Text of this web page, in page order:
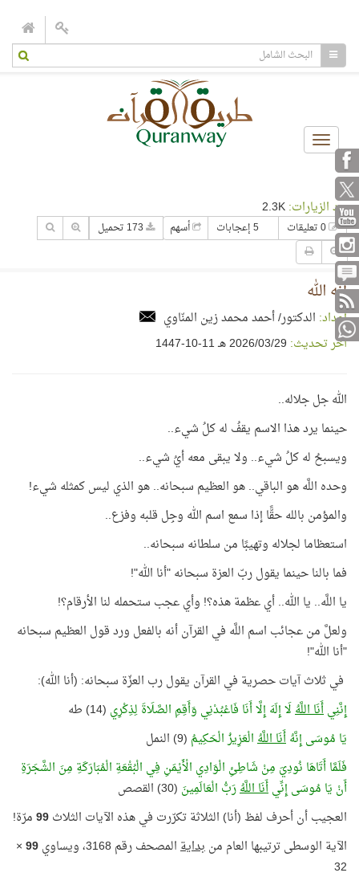
Toggle
navigation
عدد الزيارات:
5 إعجابات أسهم
إنَّه الله
إعداد: الدكتور/ أحمد محمد زين المنّاوي
آخر تحديث: 29‏/03‏/2026 هـ 11-10-1447
الله جل جلاله..
حينما يرد هذا الاسم يقفُ له كلُ شيء..
ويسبحُ له كلُ شيء.. ولا يبقى معه أيُ شيء..
وحده اللَّه هو الباقي.. هو العظيم سبحانه.. هو الذي ليس كمثله شيء!
والمؤمن بالله حقًّا إذا سمع اسم الله وجِل قلبه وفزع..
استعظاما لجلاله وتهيبًا من سلطانه سبحانه..
فما بالنا حينما يقول ربّ العزة سبحانه "أنا الله"!
يا اللَّه.. يا الله.. أي عظمة هذه؟! وأي عجب ستحمله لنا الأرقام؟!
ولعلَّ من عجائب اسم اللَّه في القرآن أنه بالفعل ورد قول العظيم سبحانه
"أنا الله"!
في ثلاث آيات حصرية في القرآن يقول رب العزّة سبحانه: (أنا الله):
إِنَّنِيأَنَا اللَّهُلَا إِلَهَ إِلَّا أَنَا فَاعْبُدْنِي وَأَقِمِ الصَّلَاةَ لِذِكْرِي (14) طه
يَا مُوسَى إِنَّهُأَنَا اللَّهُالْعَزِيزُ الْحَكِيمُ (9) النمل
فَلَمَّا أَتَاهَا نُودِيَ مِنْ شَاطِئِ الْوَادِي الْأَيْمَنِ فِي الْبُقْعَةِ الْمُبَارَكَةِ مِنَ الشَّجَرَةِ
أَنْ يَا مُوسَى إِنِّيأَنَا اللَّهُرَبُّ الْعَالَمِينَ (30) القصص
العجيب أن أحرف لفظ (أنا) الثلاثة تكرّرت في هذه الآيات الثلاث99مرّة!
الآية الوسطى ترتيبها العام منبدايةالمصحف رقم 3168، ويساوي 99
×
32